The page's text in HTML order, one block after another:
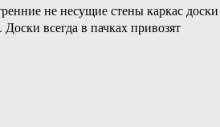
не несущие стены каркас доски
всегда в пачках привозят